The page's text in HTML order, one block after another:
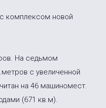
комплексом новой
На седьмом
с увеличенной
на 46 машиномест.
(671 кв.м).